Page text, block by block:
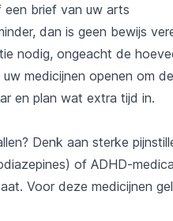
een brief van uw arts
dan is geen bewijs
nodig, ongeacht de
medicijnen openen om
en plan wat extra tijd in.
Denk aan sterke
of ADHD-
Voor deze medicijnen